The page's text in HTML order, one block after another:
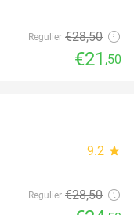
Regulier €28,50
€21 ,50
9.2 star
Regulier €28,50